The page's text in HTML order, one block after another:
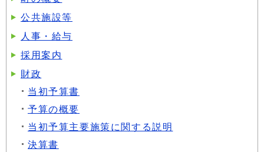
公共施設等
人事・給与
採用案内
財政
当初予算書
予算の概要
当初予算主要施策に関する説明
決算書